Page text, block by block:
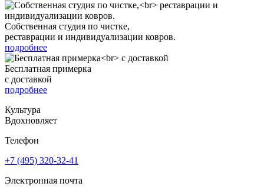
Собственная студия по чистке,
реставрации и индивидуализации ковров.
подробнее
Бесплатная примерка
с доставкой
подробнее
Культура
Вдохновляет
Телефон
+7 (495) 320-32-41
Электронная почта